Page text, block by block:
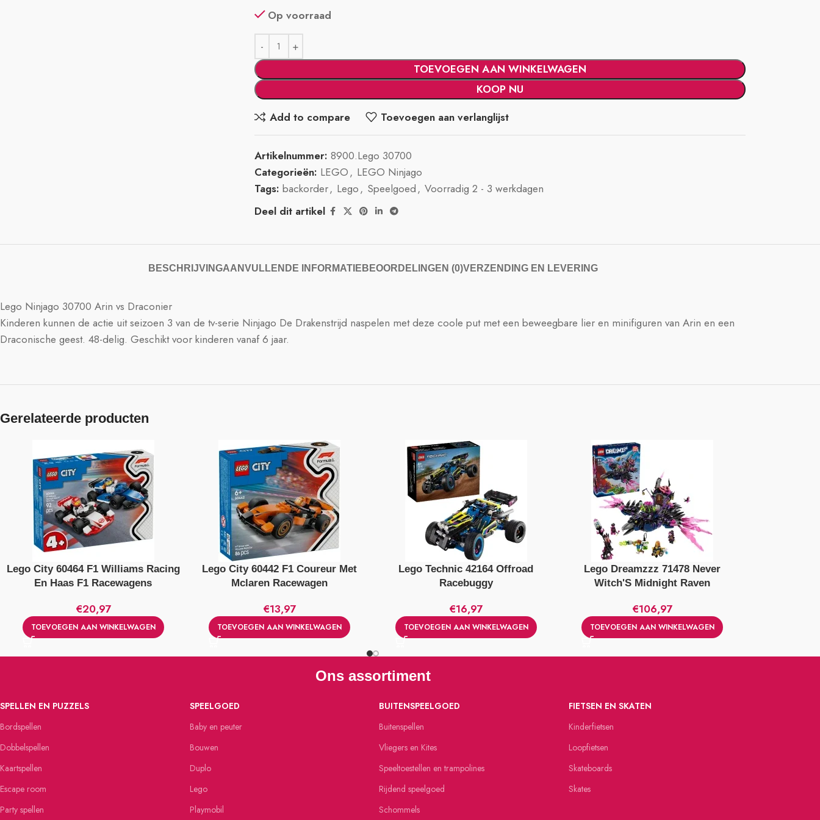
Op voorraad
TOEVOEGEN AAN WINKELWAGEN
KOOP NU
Add to compare
Toevoegen aan verlanglijst
Artikelnummer:8900.Lego 30700
Categorieën: LEGO, LEGO Ninjago
Tags: backorder, Lego, Speelgoed, Voorradig 2 - 3 werkdagen
Deel dit artikel
BESCHRIJVINGAANVULLENDE INFORMATIE BEOORDELINGEN (0)VERZENDING EN LEVERING
Lego Ninjago 30700 Arin vs Draconier
Kinderen kunnen de actie uit seizoen 3 van de tv-serie Ninjago De Drakenstrijd naspelen met deze coole put met een beweegbare lier en minifiguren van Arin en een
Draconische geest. 48-delig. Geschikt voor kinderen vanaf 6 jaar.
Gerelateerde producten
Lego City 60464 F1 Williams Racing
En Haas F1 Racewagens
€20,97
TOEVOEGEN AAN WINKELWAGEN
Lego City 60442 F1 Coureur Met
Mclaren Racewagen
€13,97
TOEVOEGEN AAN WINKELWAGEN
Lego Technic 42164 Offroad
Racebuggy
€16,97
TOEVOEGEN AAN WINKELWAGEN
Lego Dreamzzz 71478 Never
Witch'S Midnight Raven
€106,97
TOEVOEGEN AAN WINKELWAGEN
Ons assortiment
SPELLEN EN PUZZELS
Bordspellen
Dobbelspellen
Kaartspellen
Escape room
Party spellen
SPEELGOED
Baby en peuter
Bouwen
Duplo
Lego
Playmobil
BUITENSPEELGOED
Buitenspellen
Vliegers en Kites
Speeltoestellen en trampolines
Rijdend speelgoed
Schommels
FIETSEN EN SKATEN
Kinderfietsen
Loopfietsen
Skateboards
Skates